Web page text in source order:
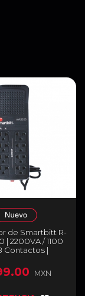
de Smartbitt R-
| 2200VA / 1100
Contactos |
SBAVR2200
MXN